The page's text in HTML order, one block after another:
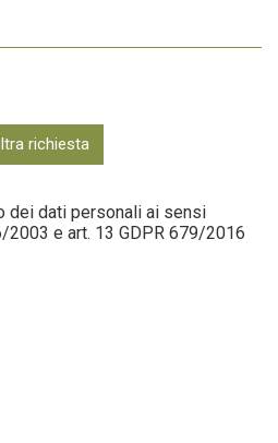
richiesta
dei dati personali ai sensi
2003 e art. 13 GDPR 679/2016